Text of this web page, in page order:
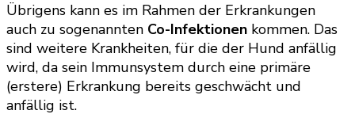
Übrigens kann es im Rahmen der Erkrankungen
auch zu sogenannten Co-Infektionen kommen. Das
sind weitere Krankheiten, für die der Hund anfällig
wird, da sein Immunsystem durch eine primäre
(erstere) Erkrankung bereits geschwächt und
anfällig ist.